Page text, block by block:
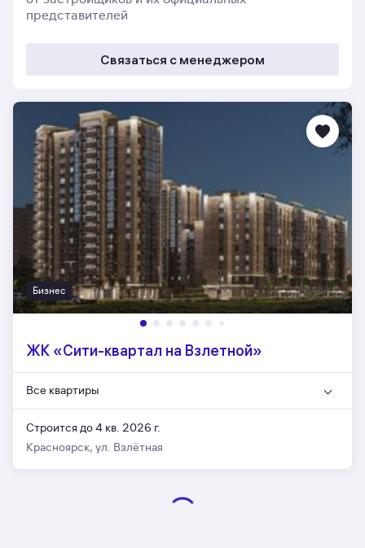
представителей
Связаться с менеджером
Бизнес
ЖК «Сити-квартал на Взлетной»
Все квартиры
Строится до 4 кв. 2026 г.
Красноярск, ул. Взлётная